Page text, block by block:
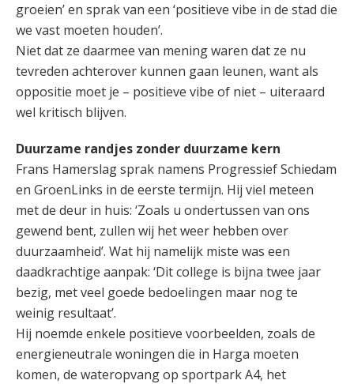
groeien’ en sprak van een ‘positieve vibe in de stad die
we vast moeten houden’.
Niet dat ze daarmee van mening waren dat ze nu
tevreden achterover kunnen gaan leunen, want als
oppositie moet je – positieve vibe of niet – uiteraard
wel kritisch blijven.
Duurzame randjes zonder duurzame kern
Frans Hamerslag sprak namens Progressief Schiedam
en GroenLinks in de eerste termijn. Hij viel meteen
met de deur in huis: ‘Zoals u ondertussen van ons
gewend bent, zullen wij het weer hebben over
duurzaamheid’. Wat hij namelijk miste was een
daadkrachtige aanpak: ‘Dit college is bijna twee jaar
bezig, met veel goede bedoelingen maar nog te
weinig resultaat’.
Hij noemde enkele positieve voorbeelden, zoals de
energieneutrale woningen die in Harga moeten
komen, de wateropvang op sportpark A4, het